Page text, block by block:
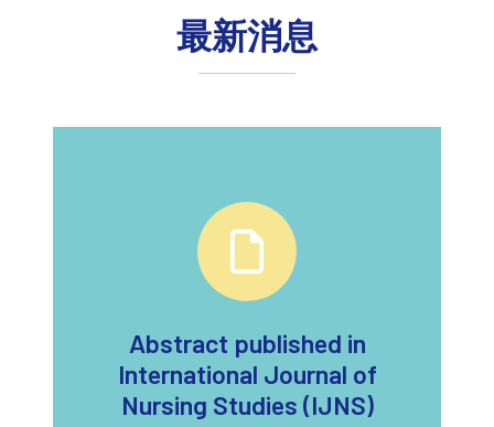
最新消息
Abstract published in
International Journal of
Nursing Studies (IJNS)